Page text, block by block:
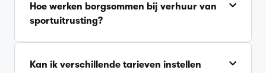
Hoe werken borgsommen bij verhuur van
sportuitrusting?
Kan ik verschillende tarieven instellen